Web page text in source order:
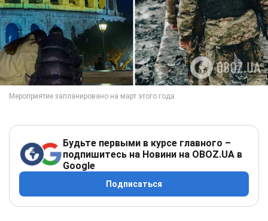
Будьте первыми в курсе главного –
подпишитесь на Новини на OBOZ.UA в
Google
Подписаться